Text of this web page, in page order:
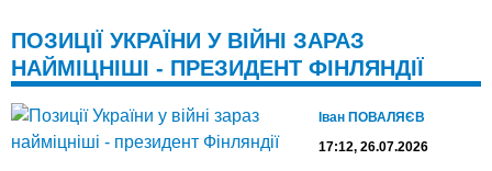
ПОЗИЦІЇ УКРАЇНИ У ВІЙНІ ЗАРАЗ
НАЙМІЦНІШІ - ПРЕЗИДЕНТ ФІНЛЯНДІЇ
Іван ПОВАЛЯЄВ
17:12, 26.07.2026